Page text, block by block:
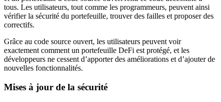
tous. Les utilisateurs, tout comme les programmeurs, peuvent ainsi
vérifier la sécurité du portefeuille, trouver des failles et proposer des
correctifs.
Grâce au code source ouvert, les utilisateurs peuvent voir
exactement comment un portefeuille DeFi est protégé, et les
développeurs ne cessent d’apporter des améliorations et d’ajouter de
nouvelles fonctionnalités.
Mises à jour de la sécurité